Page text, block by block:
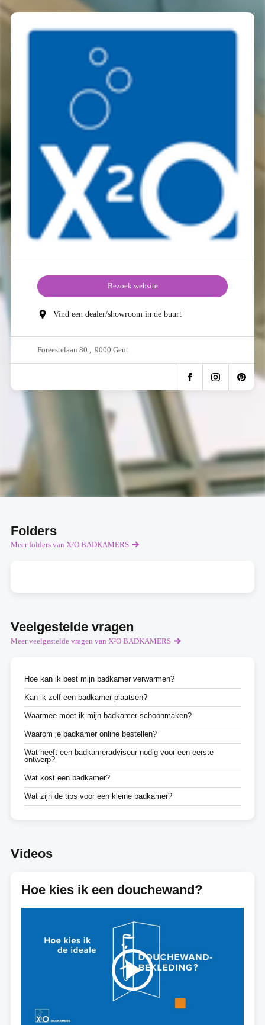
Bezoek website
Vind een dealer/showroom in de buurt
Foreestelaan 80 , 9000 Gent
Folders
Meer folders van X²O BADKAMERS
Veelgestelde vragen
Meer veelgestelde vragen van X²O BADKAMERS
Hoe kan ik best mijn badkamer verwarmen?
Kan ik zelf een badkamer plaatsen?
Waarmee moet ik mijn badkamer schoonmaken?
Waarom je badkamer online bestellen?
Wat heeft een badkameradviseur nodig voor een eerste
ontwerp?
Wat kost een badkamer?
Wat zijn de tips voor een kleine badkamer?
Videos
Hoe kies ik een douchewand?